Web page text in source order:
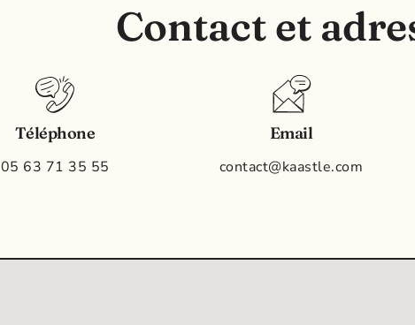
Contact et
Téléphone
05 63 71 35 55
Email
contact@kaastle.com